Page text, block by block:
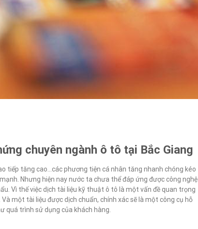
chuyên ngành ô tô tại Bắc Giang
tiếp tăng cao…các phương tiện cá nhân tăng nhanh chóng kéo
Nhưng hiện nay nước ta chưa thể đáp ứng được công nghệ
Vì thế việc dịch tài liệu kỹ thuật ô tô là một vấn đề quan trọng
một tài liệu được dịch chuẩn, chính xác sẽ là một công cụ hỗ
quá trình sử dụng của khách hàng.